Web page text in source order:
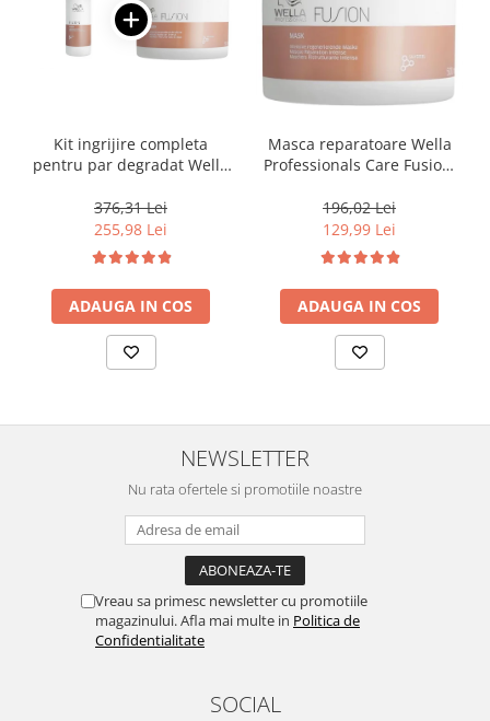
Kit ingrijire completa
pentru par degradat Wella
Salon Size
376,31 Lei
255,98 Lei
ADAUGA IN COS
Masca reparatoare Wella
Professionals Care Fusion,
196,02 Lei
129,99 Lei
ADAUGA IN COS
NEWSLETTER
Nu rata ofertele si promotiile noastre
Vreau sa primesc newsletter cu promotiile
magazinului. Afla mai multe in Politica de
Confidentialitate
SOCIAL